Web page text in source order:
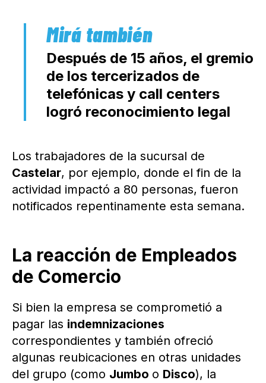
Después de 15 años, el gremio
de los tercerizados de
telefónicas y call centers
logró reconocimiento legal
Los trabajadores de la sucursal de
Castelar, por ejemplo, donde el fin de la
actividad impactó a 80 personas, fueron
notificados repentinamente esta semana.
La reacción de Empleados
de Comercio
Si bien la empresa se comprometió a
pagar las indemnizaciones
correspondientes y también ofreció
algunas reubicaciones en otras unidades
del grupo (como Jumbo o Disco), la